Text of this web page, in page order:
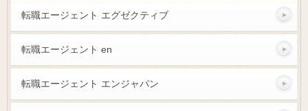
転職エージェント エグゼクティブ
転職エージェント en
転職エージェント エンジャパン